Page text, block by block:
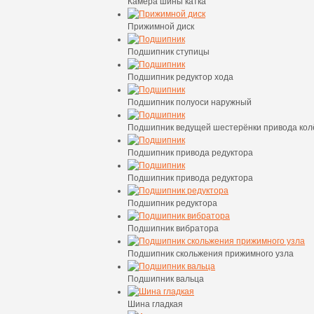
Прижимной диск
Подшипник ступицы
Подшипник редуктор хода
Подшипник полуоси наружный
Подшипник ведущей шестерёнки привода
Подшипник привода редуктора
Подшипник привода редуктора
Подшипник редуктора
Подшипник вибратора
Подшипник скольжения прижимного узла
Подшипник вальца
Шина гладкая